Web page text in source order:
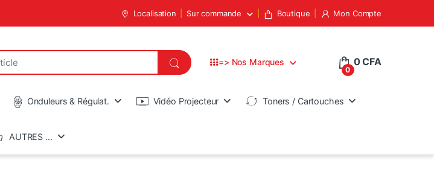
Localisation Sur commande Boutique Mon Compte
=> Nos Marques
0
0CFA
Onduleurs & Régulat. Vidéo Projecteur Toners / Cartouches
AUTRES …